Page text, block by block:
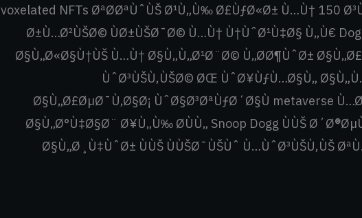
voxelated NFTs ØªØ­ØªÙˆÙŠ Ø¹Ù„Ù‰ Ø£ÙƒØ«Ø± Ù…Ù† 150
Ø±Ù…Ø²ÙŠØ© ÙØ±ÙŠØ¯Ø© Ù…Ù† Ù†ÙˆØ¹Ù‡Ø§ Ù„Ù€
Ø§Ù„Ø«Ø§Ù†ÙŠ Ù…Ù† Ø§Ù„Ù„Ø¹Ø¨Ø© Ù„Ø­Ø¶ÙˆØ±
ÙˆØ³ÙŠÙ‚ÙŠØ© ØŒ ÙˆØ¥ÙƒÙ…Ø§Ù„
Ø§Ù„Ø£ØµØ¯Ù‚Ø§Ø¡ ÙˆØ§Ø³ØªÙƒØ´Ø§Ù metaverse
Ø§Ù„Ø°Ù‡Ø§Ø¨ Ø¥Ù„Ù‰ Ø­ÙÙ„ Snoop Dogg ÙÙŠ
Ø§Ù„Ø¸Ù‡ÙˆØ± ÙÙŠ ÙÙŠØ¯ÙŠÙˆ Ù…ÙˆØ³ÙŠÙ‚ÙŠ